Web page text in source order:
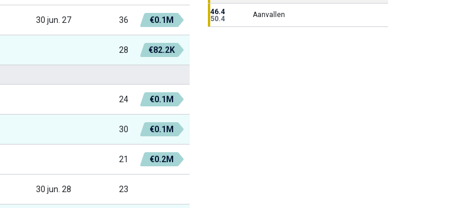
30 jun. 27 36 €0.1M
28 €82.2K
24 €0.1M
30 €0.1M
21 €0.2M
30 jun. 28 23
46.4
50.4
Aanvallen